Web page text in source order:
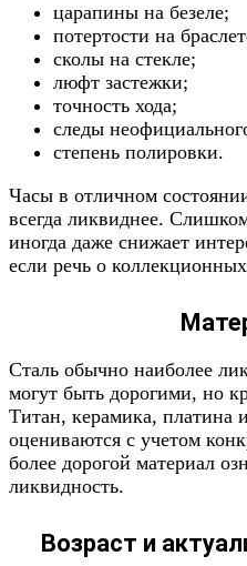
царапины на безеле;
потертости на
сколы на стекле;
люфт застежки;
точность хода;
следы
степень полировки.
Часы в отличном
всегда ликвиднее.
иногда даже снижает
если речь о
Сталь обычно наиболее
могут быть дорогими, но
Титан, керамика, платина
оцениваются с учетом
более дорогой материал
ликвидность.
Возраст и